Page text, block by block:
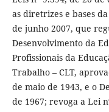
as diretrizes e bases
de junho 2007, que
Desenvolvimento da
Profissionais da
Trabalho – CLT,
de maio de 1943, e o
de 1967; revoga a Lei